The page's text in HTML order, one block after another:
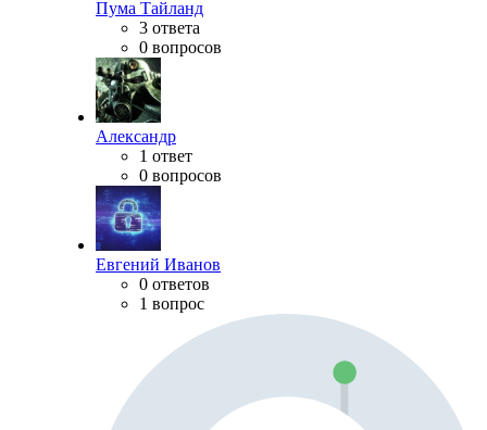
Пума Тайланд
3 ответа
0 вопросов
Александр
1 ответ
0 вопросов
Евгений Иванов
0 ответов
1 вопрос